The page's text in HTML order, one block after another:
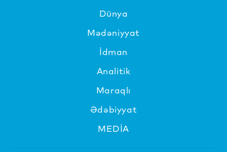
Dünya
Mədəniyyat
İdman
Analitik
Maraqlı
Ədəbiyyat
MEDİA